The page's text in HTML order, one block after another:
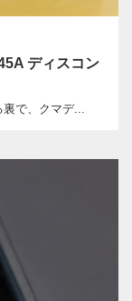
ディスコン
裏で、クマデ...